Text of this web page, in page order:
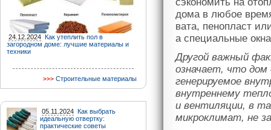
24.12.2024 Как утеплить пол в
загородном доме: лучшие материалы и
техники
Строительные материалы
05.11.2024 Как выбрать
идеальную отвертку:
практические советы
дома в любое
вата, пенопласт
а специальные
Другой важный
означает, что дом
генерируемое
внутреннему
и вентиляции, в
микроклимат, не